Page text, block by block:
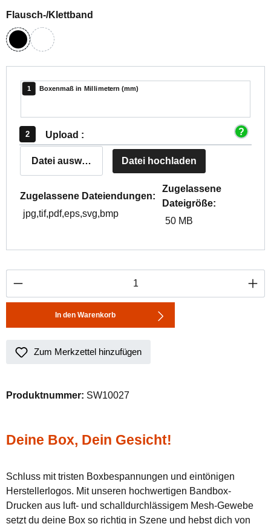
Flausch-/Klettband
schwarz
weiß
Boxenmaß in Millimetern (mm)
Upload :
Datei auswählen Datei hochladen
Zugelassene Dateiendungen:
jpg,tif,pdf,eps,svg,bmp
Zugelassene
Dateigröße:
50 MB
Produkt Anzahl: Gib den gewünschten
In den Warenkorb
Zum Merkzettel hinzufügen
Produktnummer: SW10027
Deine Box, Dein Gesicht!
Schluss mit tristen Boxbespannungen und eintönigen
Herstellerlogos. Mit unseren hochwertigen Bandbox-
Drucken aus luft- und schalldurchlässigem Mesh-Gewebe
setzt du deine Box so richtig in Szene und hebst dich von